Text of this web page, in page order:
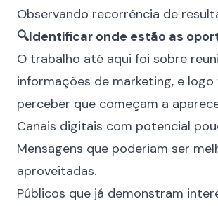
Observando recorrência de
🔍Identificar onde estão as
O trabalho até aqui foi sobre
informações de marketing, e logo
perceber que começam a
Canais digitais com potencial
Mensagens que poderiam ser
aproveitadas.
Públicos que já demonstram